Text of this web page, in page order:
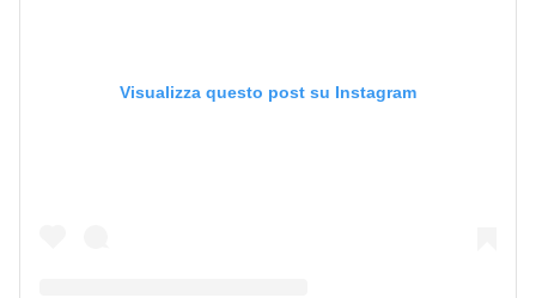
Visualizza questo post su Instagram